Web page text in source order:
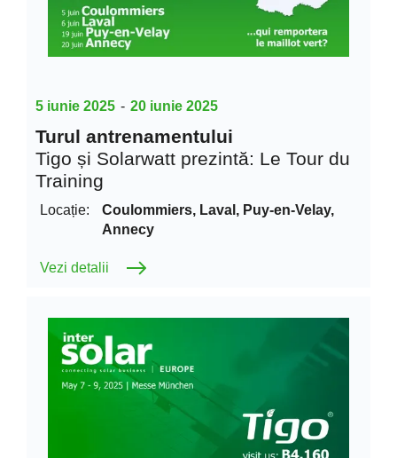
5 iunie 2025 - 20 iunie 2025
Turul antrenamentului
Tigo și Solarwatt prezintă: Le Tour du
Training
Locație:
Coulommiers, Laval, Puy-en-Velay,
Annecy
Vezi detalii